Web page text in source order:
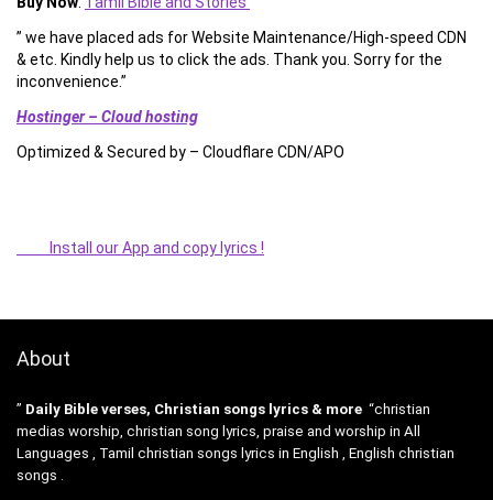
” we have placed ads for Website Maintenance/High-speed CDN
& etc. Kindly help us to click the ads. Thank you. Sorry for the
inconvenience.”
Hostinger – Cloud hosting
Optimized & Secured by – Cloudflare CDN/APO
Install our App and copy lyrics !
About
” Daily Bible verses, Christian songs lyrics & more “christian
medias worship, christian song lyrics, praise and worship in All
Languages , Tamil christian songs lyrics in English , English christian
songs .